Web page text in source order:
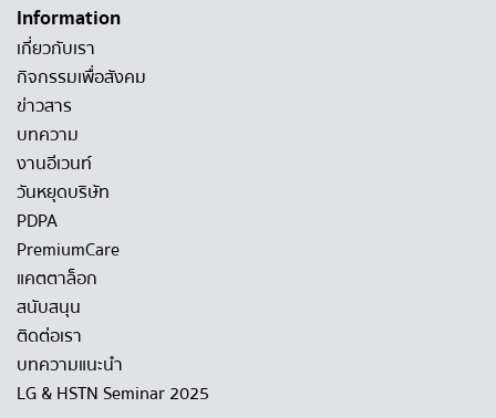
Information
เกี่ยวกับเรา
กิจกรรมเพื่อสังคม
ข่าวสาร
บทความ
งานอีเวนท์
วันหยุดบริษัท
PDPA
PremiumCare
แคตตาล็อก
สนับสนุน
ติดต่อเรา
บทความแนะนำ
LG & HSTN Seminar 2025